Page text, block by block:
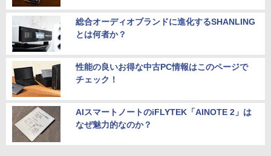
総合オーディオブランドに進化するSHANLING
とは何者か？
性能の良いお得な中古PC情報はこのページで
チェック！
AIスマートノートのiFLYTEK「AINOTE 2」は
なぜ魅力的なのか？